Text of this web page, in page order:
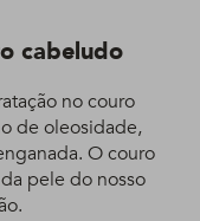
cabeludo
no couro
de oleosidade,
O couro
pele do nosso